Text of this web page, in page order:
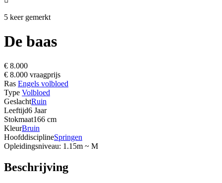
5 keer gemerkt
De baas
€ 8.000
€ 8.000 vraagprijs
Ras Engels volbloed
Type Volbloed
GeslachtRuin
Leeftijd6 Jaar
Stokmaat166 cm
KleurBruin
HoofddisciplineSpringen
Opleidingsniveau: 1.15m ~ M
Beschrijving